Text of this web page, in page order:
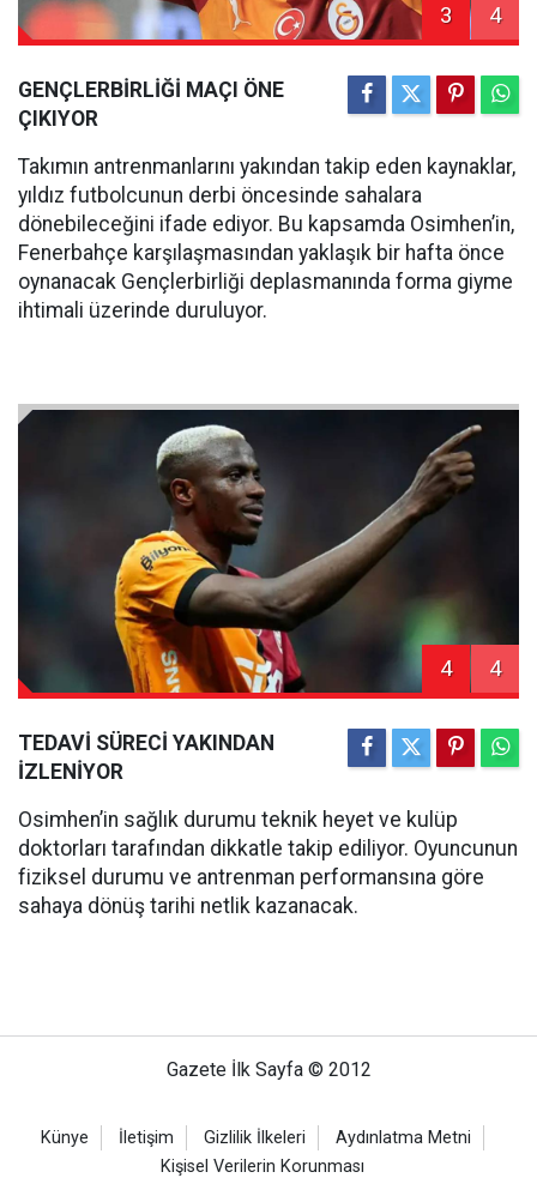
3 4
GENÇLERBİRLİĞİ MAÇI ÖNE
ÇIKIYOR
Takımın antrenmanlarını yakından takip eden kaynaklar,
yıldız futbolcunun derbi öncesinde sahalara
dönebileceğini ifade ediyor. Bu kapsamda Osimhen’in,
Fenerbahçe karşılaşmasından yaklaşık bir hafta önce
oynanacak Gençlerbirliği deplasmanında forma giyme
ihtimali üzerinde duruluyor.
4 4
TEDAVİ SÜRECİ YAKINDAN
İZLENİYOR
Osimhen’in sağlık durumu teknik heyet ve kulüp
doktorları tarafından dikkatle takip ediliyor. Oyuncunun
fiziksel durumu ve antrenman performansına göre
sahaya dönüş tarihi netlik kazanacak.
Gazete İlk Sayfa © 2012
Künye İletişim Gizlilik İlkeleri
Aydınlatma Metni
Kişisel Verilerin Korunması